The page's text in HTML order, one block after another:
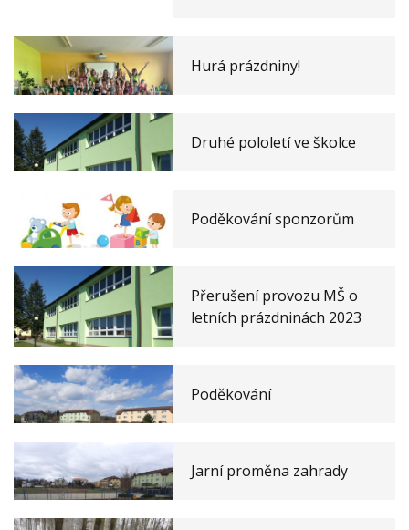
Hurá prázdniny!
Druhé pololetí ve školce
Poděkování sponzorům
Přerušení provozu MŠ o
letních prázdninách 2023
Poděkování
Jarní proměna zahrady